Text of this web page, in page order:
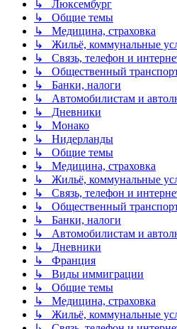
↳ Люксембург
↳ Общие темы
↳ Медицина, страховка
↳ Жильё, коммунальные
↳ Связь, телефон и
↳ Общественный
↳ Банки, налоги
↳ Автомобилистам и
↳ Дневники
↳ Монако
↳ Нидерланды
↳ Общие темы
↳ Медицина, страховка
↳ Жильё, коммунальные
↳ Связь, телефон и
↳ Общественный
↳ Банки, налоги
↳ Автомобилистам и
↳ Дневники
↳ Франция
↳ Виды иммиграции
↳ Общие темы
↳ Медицина, страховка
↳ Жильё, коммунальные